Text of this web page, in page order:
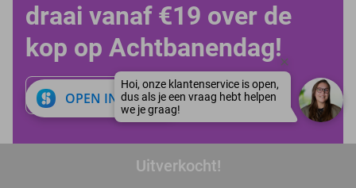
Uitverkocht!
draai vanaf €19 over de
kop op Achtbanendag!
Bekijk alle deals!
OPEN IN APP close